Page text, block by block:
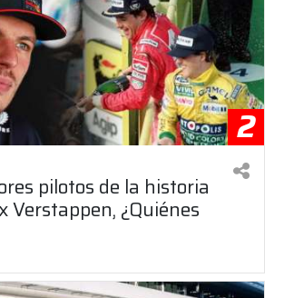
2
pilotos de la historia
Verstappen, ¿Quiénes